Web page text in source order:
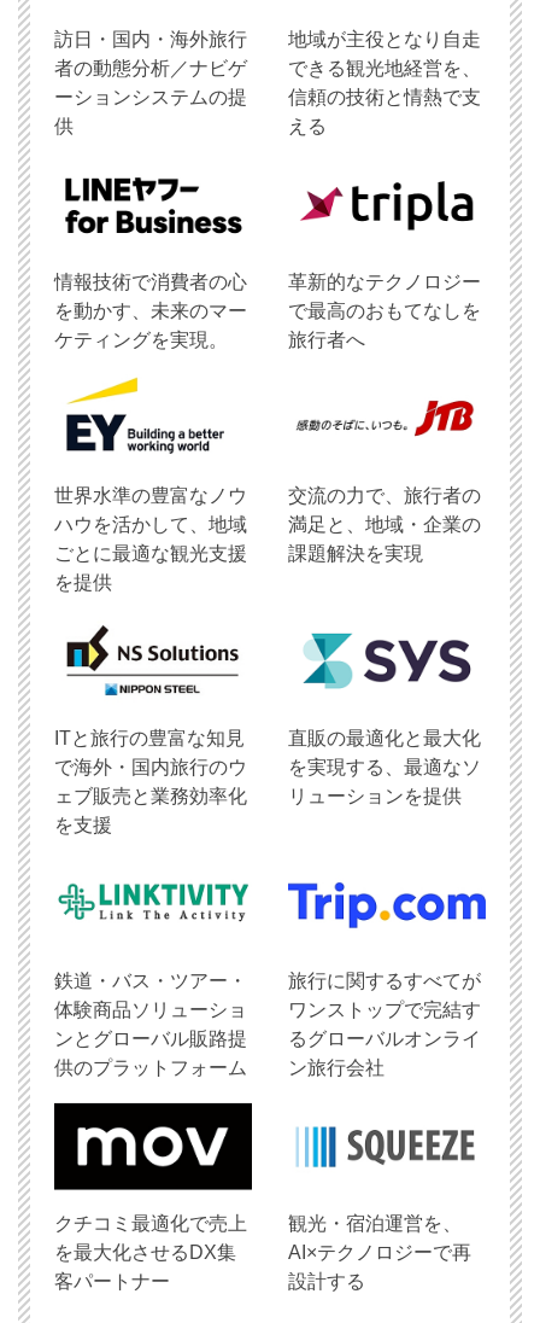
訪日・国内・海外旅行
者の動態分析／ナビゲ
ーションシステムの提
供
地域が主役となり自走
できる観光地経営を、
信頼の技術と情熱で支
える
情報技術で消費者の心
を動かす、未来のマー
ケティングを実現。
革新的なテクノロジー
で最高のおもてなしを
旅行者へ
世界水準の豊富なノウ
ハウを活かして、地域
ごとに最適な観光支援
を提供
交流の力で、旅行者の
満足と、地域・企業の
課題解決を実現
ITと旅行の豊富な知見
で海外・国内旅行のウ
ェブ販売と業務効率化
を支援
直販の最適化と最大化
を実現する、最適なソ
リューションを提供
鉄道・バス・ツアー・
体験商品ソリューショ
ンとグローバル販路提
供のプラットフォーム
旅行に関するすべてが
ワンストップで完結す
るグローバルオンライ
ン旅行会社
クチコミ最適化で売上
を最大化させるDX集
客パートナー
観光・宿泊運営を、
AI×テクノロジーで再
設計する